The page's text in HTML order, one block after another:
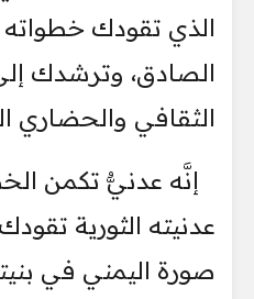
الذي تقودك خطواته
الصادق، وترشدك
الثقافي والحضاري
إنَّه عدنيٌّ تكمن
عدنيته الثورية
صورة اليمني في